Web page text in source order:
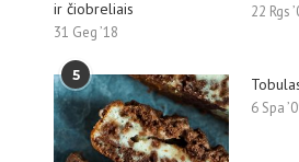
ir čiobreliais
31 Geg ’18
22 Rgs
5
6 Spa